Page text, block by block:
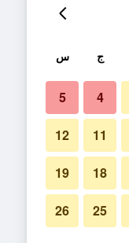
ج س
4
5
11
12
18
19
25
26